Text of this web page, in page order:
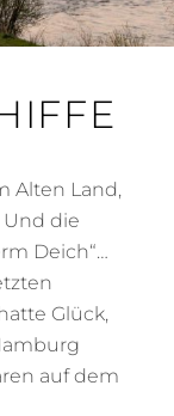
Alten Land,
die
Deich“…
Glück,
auf dem